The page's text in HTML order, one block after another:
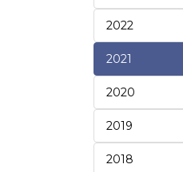
2022
2021
2020
2019
2018